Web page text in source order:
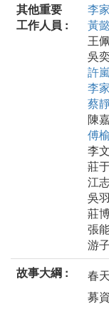
其他重要
工作人員 :
李
黃
王
吳
許
李
蔡
陳
傅
李
莊
江
吳
莊
張
游
故事大綱 :
春
募